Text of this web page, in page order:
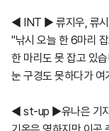
◀ INT ▶ 류지우, 류시
"낚시 오늘 한 6마리
한 마리도 못 잡고 있
눈 구경도 못하다가 여
◀ st-up ▶유나은 기